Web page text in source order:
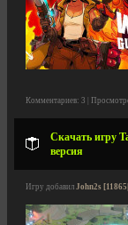
Комментариев: 3 |
Скачать игру
версия
Игру добавил John2s